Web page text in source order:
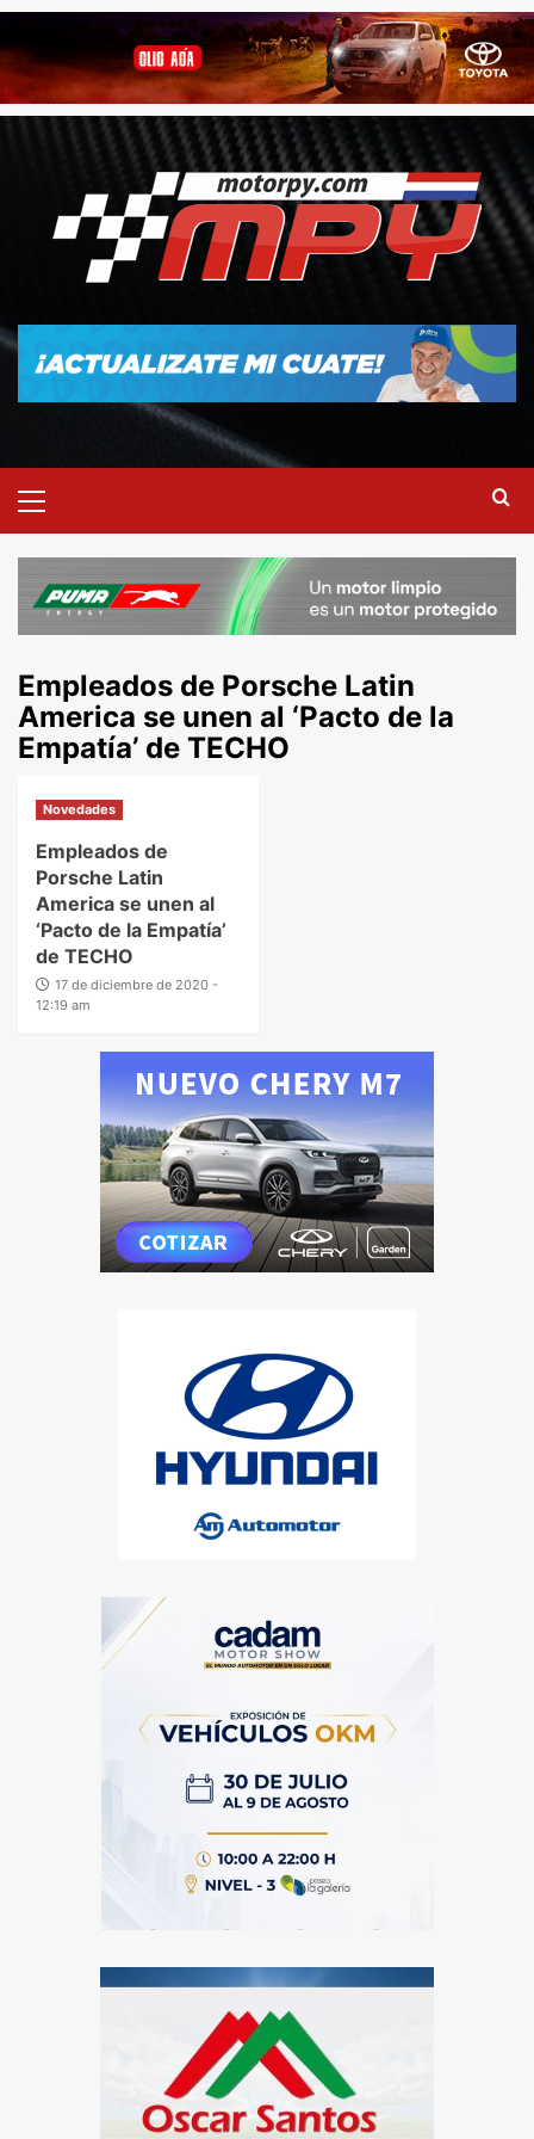
Empleados de Porsche Latin
America se unen al ‘Pacto de la
Empatía’ de TECHO
Novedades
Empleados de
Porsche Latin
America se unen al
‘Pacto de la Empatía’
de TECHO
17 de diciembre de 2020 -
12:19 am